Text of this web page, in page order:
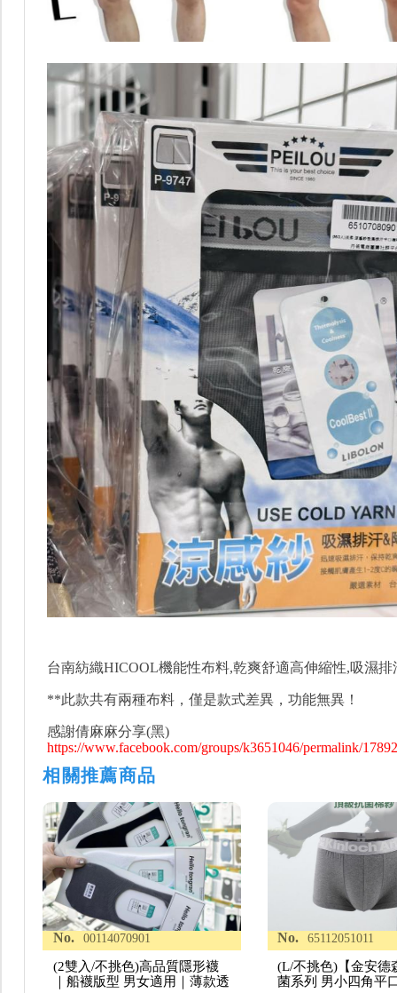
台南紡織HICOOL機能性布料,乾爽舒適高伸縮性,吸濕排
**此款共有兩種布料，僅是款式差異，功能無異！
感謝倩麻麻分享(黑)
https://www.facebook.com/groups/k3651046/permalink/
相關推薦商品
No. 00114070901
(2雙入/不挑色)高品質隱形襪
｜船襪版型 男女適用｜薄款透
No. 65112051011
(L/不挑色)【金安德
菌系列 男小四角平